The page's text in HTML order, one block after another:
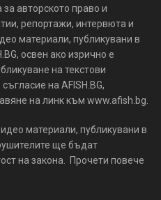
авторското право и
репортажи, интервюта и
материали, публикувани в
освен ако изрично е
на текстови
на AFISH.BG,
на линк към www.afish.bg.
материали, публикувани в
ще бъдат
на закона. Прочети повече